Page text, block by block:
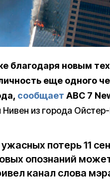
благодаря новым
еще одного
сообщает ABC 7
из города
потерь 11
опознаний
канал слова